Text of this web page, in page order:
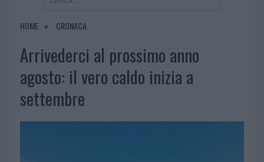
HOME CRONACA
Arrivederci al prossimo anno
agosto: il vero caldo inizia a
settembre